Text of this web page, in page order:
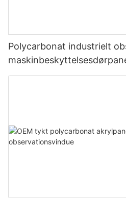
Polycarbonat industrielt